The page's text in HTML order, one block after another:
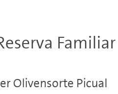
Familiar
Olivensorte Picual